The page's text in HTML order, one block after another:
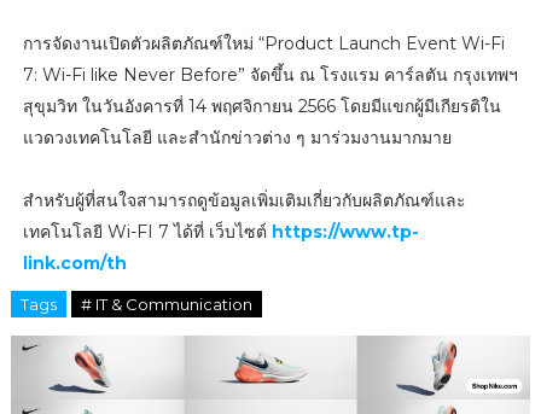
การจัดงานเปิดตัวผลิตภัณฑ์ใหม่ “Product Launch Event Wi-Fi
7: Wi-Fi like Never Before” จัดขึ้น ณ โรงแรม คาร์ลตัน กรุงเทพฯ
สุขุมวิท ในวันอังคารที่ 14 พฤศจิกายน 2566 โดยมีแขกผู้มีเกียรติใน
แวดวงเทคโนโลยี และสำนักข่าวต่าง ๆ มาร่วมงานมากมาย
สำหรับผู้ที่สนใจสามารถดูข้อมูลเพิ่มเติมเกี่ยวกับผลิตภัณฑ์และ
เทคโนโลยี Wi-FI 7 ได้ที่ เว็บไซต์ https://www.tp-
link.com/th
Tags # IT & Communication